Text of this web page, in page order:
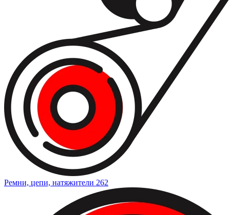
Ремни, цепи, натяжители 262